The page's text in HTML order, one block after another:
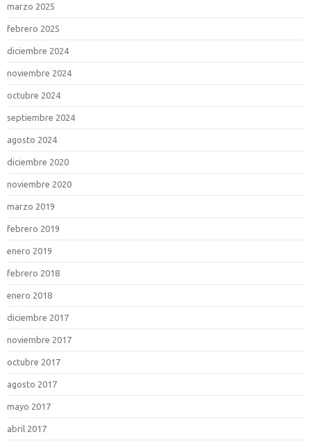
marzo 2025
febrero 2025
diciembre 2024
noviembre 2024
octubre 2024
septiembre 2024
agosto 2024
diciembre 2020
noviembre 2020
marzo 2019
febrero 2019
enero 2019
febrero 2018
enero 2018
diciembre 2017
noviembre 2017
octubre 2017
agosto 2017
mayo 2017
abril 2017